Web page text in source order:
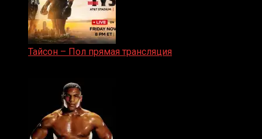
Тайсон – Пол прямая трансляция